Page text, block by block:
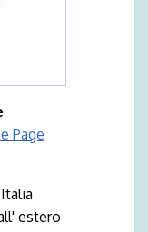
Page
estero